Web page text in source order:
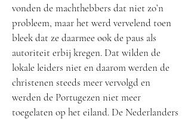
vonden de machthebbers dat niet zo’n
probleem, maar het werd vervelend toen
bleek dat ze daarmee ook de paus als
autoriteit erbij kregen. Dat wilden de
lokale leiders niet en daarom werden de
christenen steeds meer vervolgd en
werden de Portugezen niet meer
toegelaten op het eiland. De Nederlanders